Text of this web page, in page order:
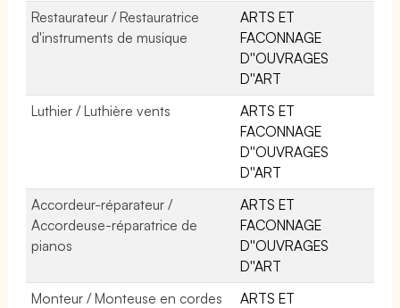
Restaurateur / Restauratrice
d'instruments de musique
ARTS ET
FACONNAGE
D''OUVRAGES
D''ART
Luthier / Luthière vents
ARTS ET
FACONNAGE
D''OUVRAGES
D''ART
Accordeur-réparateur /
Accordeuse-réparatrice de
pianos
ARTS ET
FACONNAGE
D''OUVRAGES
D''ART
Monteur / Monteuse en cordes
ARTS ET